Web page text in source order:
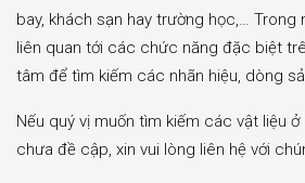
bay, khách sạn hay trường học,…
liên quan tới các chức năng đặc biệt
tâm để tìm kiếm các nhãn hiệu, dòng
Nếu quý vị muốn tìm kiếm các vật liệu
chưa đề cập, xin vui lòng liên hệ với